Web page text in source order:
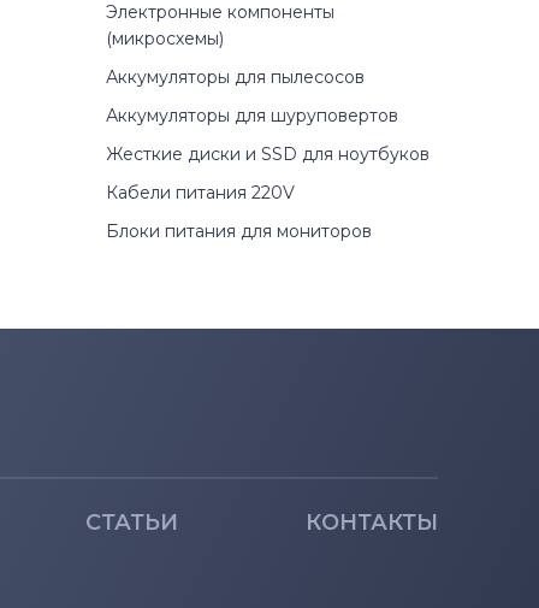
Электронные компоненты
(микросхемы)
Аккумуляторы для пылесосов
Аккумуляторы для шуруповертов
Жесткие диски и SSD для ноутбуков
Кабели питания 220V
Блоки питания для мониторов
СТАТЬИ КОНТАКТЫ